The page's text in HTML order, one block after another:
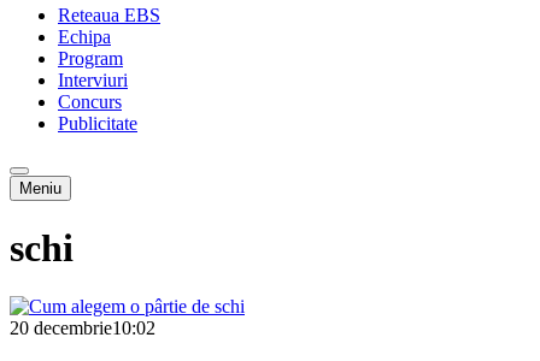
Reteaua EBS
Echipa
Program
Interviuri
Concurs
Publicitate
Meniu
schi
20 decembrie10:02